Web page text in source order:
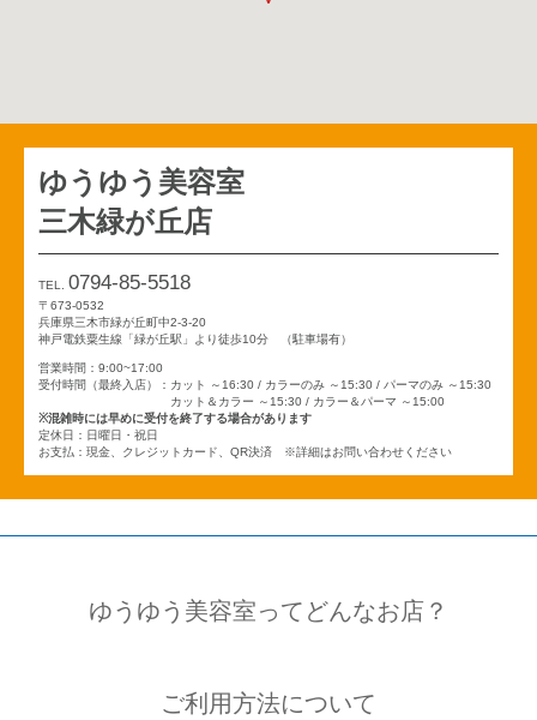
ゆうゆう美容室
三木緑が丘店
TEL. 0794-85-5518
〒673-0532
兵庫県三木市緑が丘町中2-3-20
神戸電鉄粟生線「緑が丘駅」より徒歩10分 （駐車場有）
営業時間：9:00~17:00
受付時間（最終入店）：カット ～16:30 / カラーのみ ～15:30 / パーマのみ ～15:30
カット＆カラー ～15:30 / カラー＆パーマ ～15:00
※混雑時には早めに受付を終了する場合があります
定休日：日曜日・祝日
お支払：現金、クレジットカード、QR決済 ※詳細はお問い合わせください
ゆうゆう美容室ってどんなお店？
ご利用方法について